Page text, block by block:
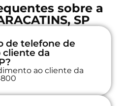
sobre a
SP
de telefone de
da
ao cliente da